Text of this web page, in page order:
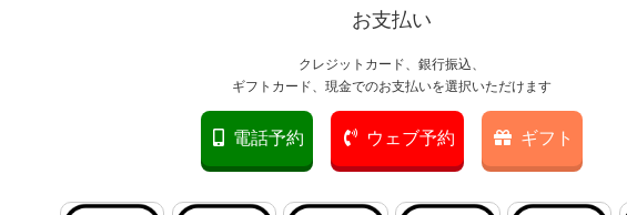
お支払い
クレジットカード、銀行振込、
ギフトカード、現金でのお支払いを選択いただけます
電話予約 ウェブ予約 ギフト